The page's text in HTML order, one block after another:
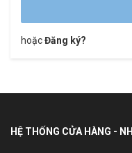
hoặcĐăng ký?
HỆ THỐNG CỬA HÀNG -